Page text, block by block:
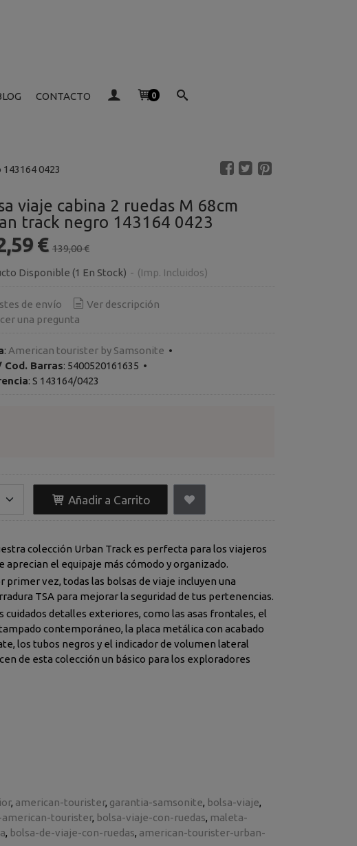
CONTACTO 0
0423
viaje cabina 2 ruedas M 68cm
track negro 143164 0423
€ 139,00 €
Disponible (1 En Stock) - (Imp. Incluidos)
de envío
Ver descripción
una pregunta
: American tourister by Samsonite •
Cod. Barras: 5400520161635 •
: S 143164/0423
Añadir a Carrito
colección Urban Track es perfecta para los viajeros
aprecian el equipaje más cómodo y organizado.
primer vez, todas las bolsas de viaje incluyen una
TSA para mejorar la seguridad de tus pertenencias.
el
la placa metálica con acabado
los tubos negros y el indicador de volumen lateral
hacen de esta colección un básico para los exploradores
american-tourister garantia-samsonite bolsa-viaje
tourister bolsa-viaje-con-ruedas maleta-
bolsa-de-viaje-con-ruedas american-tourister-urban-